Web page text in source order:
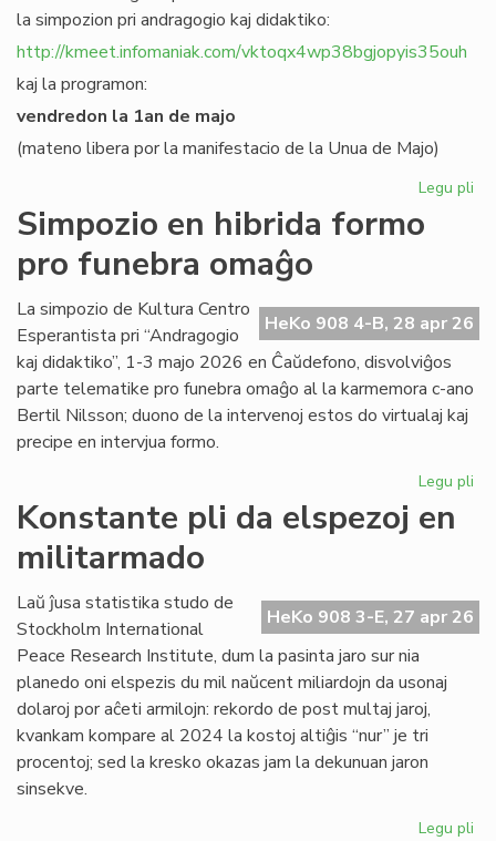
la simpozion pri andragogio kaj didaktiko:
http://kmeet.infomaniak.com/vktoqx4wp38bgjopyis35ouh
kaj la programon:
vendredon la 1an de majo
(mateno libera por la manifestacio de la Unua de Majo)
Legu pli
Simpozio en hibrida formo
pro funebra omaĝo
HeKo 908 4-B, 28 apr 26
La simpozio de Kultura Centro
Esperantista pri “Andragogio
kaj didaktiko”, 1-3 majo 2026 en Ĉaŭdefono, disvolviĝos
parte telematike pro funebra omaĝo al la karmemora c-ano
Bertil Nilsson; duono de la intervenoj estos do virtualaj kaj
precipe en intervjua formo.
Legu pli
pro
Konstante pli da elspezoj en
militarmado
HeKo 908 3-E, 27 apr 26
Laŭ ĵusa statistika studo de
Stockholm International
Peace Research Institute, dum la pasinta jaro sur nia
planedo oni elspezis du mil naŭcent miliardojn da usonaj
dolaroj por aĉeti armilojn: rekordo de post multaj jaroj,
kvankam kompare al 2024 la kostoj altiĝis “nur” je tri
procentoj; sed la kresko okazas jam la dekunuan jaron
sinsekve.
Legu pli